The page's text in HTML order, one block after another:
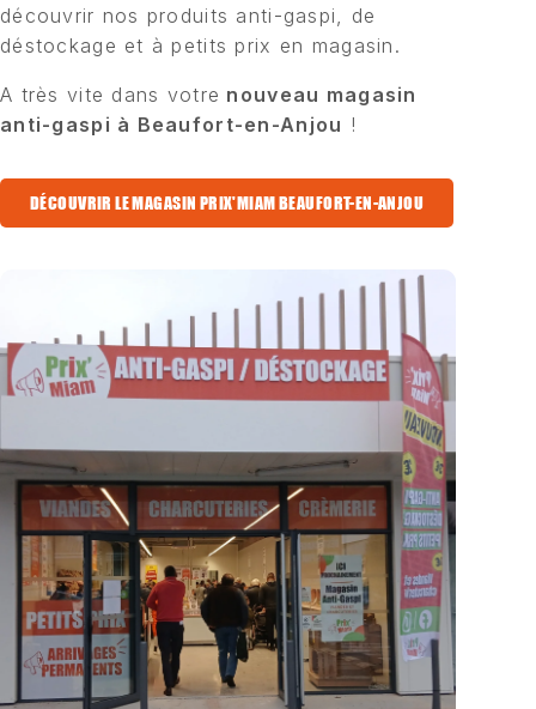
découvrir nos produits anti-gaspi, de
déstockage et à petits prix en magasin.
A très vite dans votre nouveau magasin
anti-gaspi à Beaufort-en-Anjou !
DÉCOUVRIR LE MAGASIN PRIX'MIAM BEAUFORT-EN-ANJOU